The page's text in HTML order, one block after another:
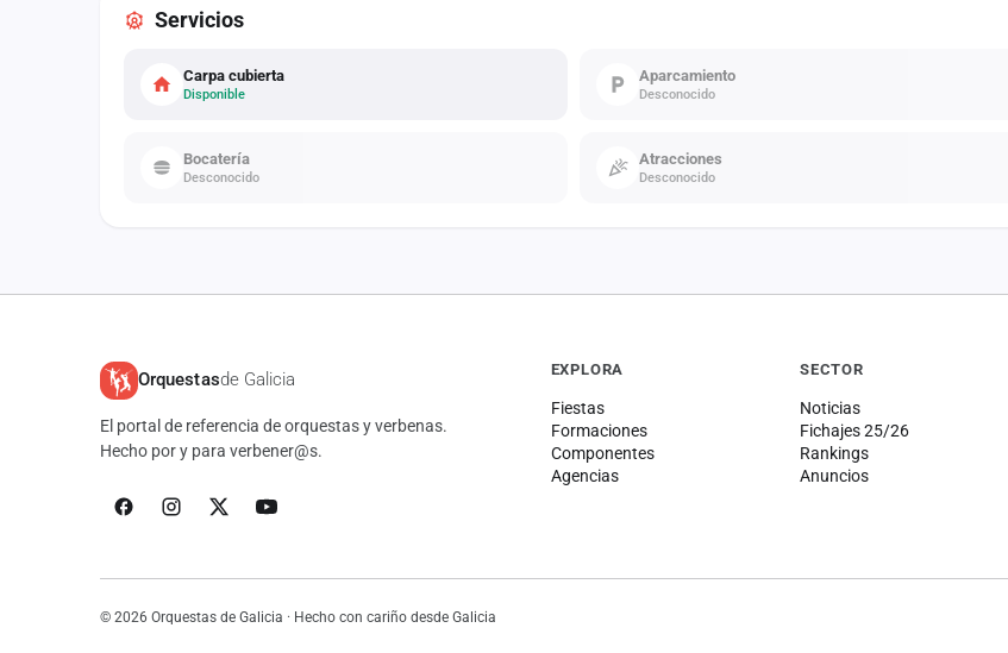
Servicios
Carpa cubierta
Disponible
Aparcamiento
Desconocido
Bocatería
Desconocido
Atracciones
Desconocido
Orquestasde Galicia
El portal de referencia de orquestas y verbenas.
Hecho por y para verbener@s.
EXPLORA
Fiestas
Formaciones
Componentes
Agencias
SECTOR
Noticias
Fichajes 25/26
Rankings
Anuncios
© 2026 Orquestas de Galicia · Hecho con cariño desde Galicia